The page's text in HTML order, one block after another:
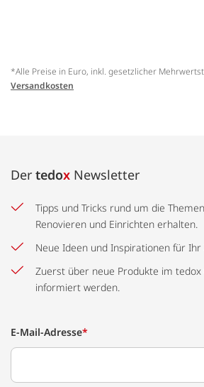
*Alle Preise in Euro, inkl. gesetzlicher
Versandkosten
Der tedox Newsletter
Tipps und Tricks rund um die
Renovieren und Einrichten erhalten.
Neue Ideen und Inspirationen für
Zuerst über neue Produkte im tedox
informiert werden.
E-Mail-Adresse*